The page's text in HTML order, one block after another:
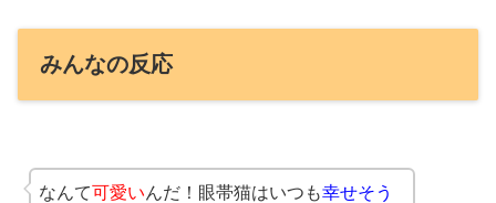
みんなの反応
なんて可愛いんだ！眼帯猫はいつも幸せそう